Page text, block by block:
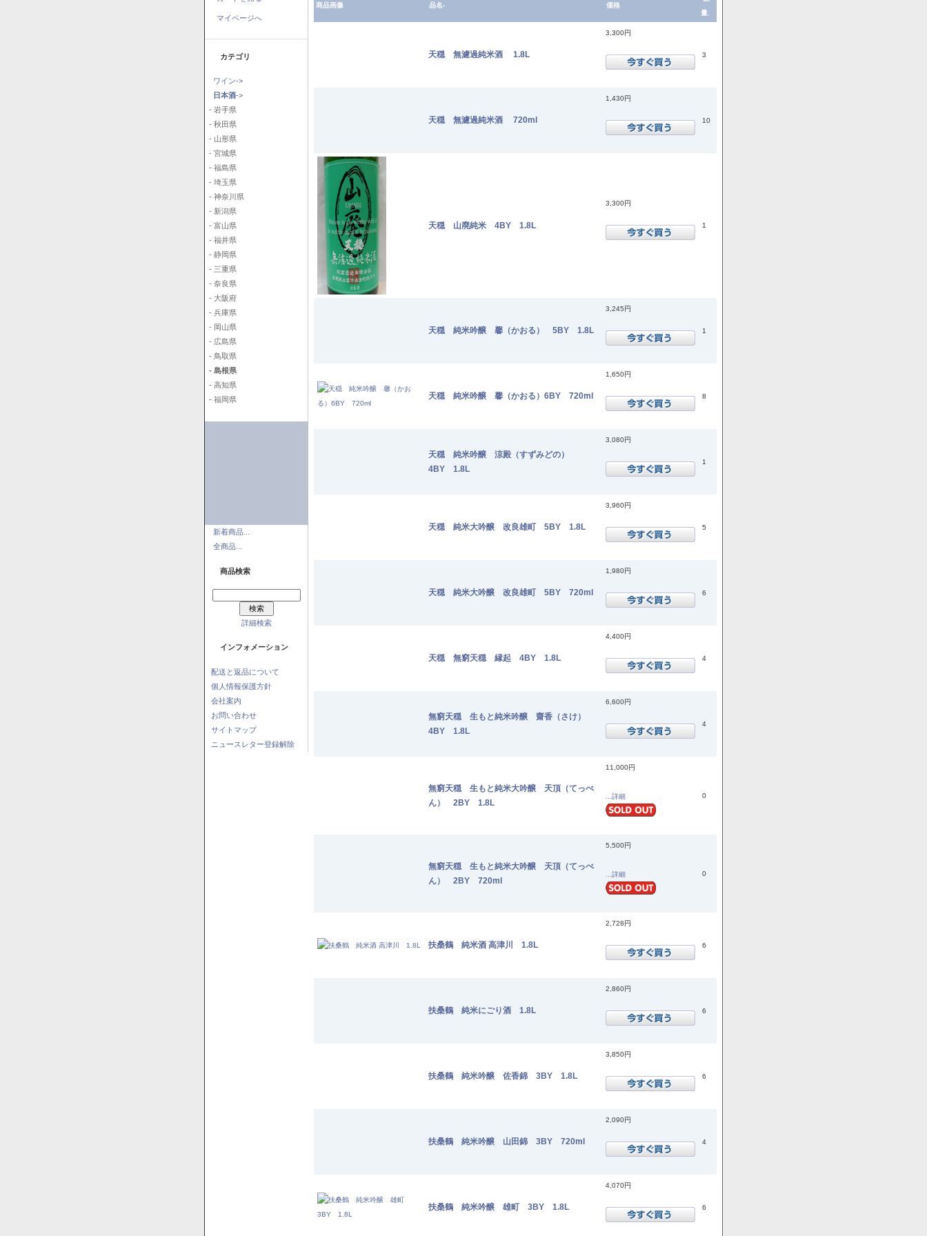
マイページへ
カテゴリ
ワイン->
日本酒->
- 岩手県
- 秋田県
- 山形県
- 宮城県
- 福島県
- 埼玉県
- 神奈川県
- 新潟県
- 富山県
- 福井県
- 静岡県
- 三重県
- 奈良県
- 大阪府
- 兵庫県
- 岡山県
- 広島県
- 鳥取県
- 島根県
- 高知県
- 福岡県
新着商品...
全商品...
商品検索
詳細検索
インフォメーション
配送と返品について
個人情報保護方針
会社案内
お問い合わせ
サイトマップ
ニュースレター登録解除
商品画像 品名- 価格
量.
天穏 無濾過純米酒 1.8L
3,300円
3
天穏 無濾過純米酒 720ml
1,430円
10
天穏 山廃純米 4BY 1.8L
3,300円
1
天穏 純米吟醸 馨（かおる） 5BY 1.8L
3,245円
1
天穏 純米吟醸 馨（かおる）6BY 720ml
1,650円
8
天穏 純米吟醸 涼殿（すずみどの）
4BY 1.8L
3,080円
1
天穏 純米大吟醸 改良雄町 5BY 1.8L
3,960円
5
天穏 純米大吟醸 改良雄町 5BY 720ml
1,980円
6
天穏 無窮天穏 縁起 4BY 1.8L
4,400円
4
無窮天穏 生もと純米吟醸 齋香（さけ）
4BY 1.8L
6,600円
4
無窮天穏 生もと純米大吟醸 天頂（てっぺ
ん） 2BY 1.8L
11,000円
...詳細 0
無窮天穏 生もと純米大吟醸 天頂（てっぺ
ん） 2BY 720ml
5,500円
...詳細 0
扶桑鶴 純米酒 高津川 1.8L
2,728円
6
扶桑鶴 純米にごり酒 1.8L
2,860円
6
扶桑鶴 純米吟醸 佐香錦 3BY 1.8L
3,850円
6
扶桑鶴 純米吟醸 山田錦 3BY 720ml
2,090円
4
扶桑鶴 純米吟醸 雄町 3BY 1.8L
4,070円
6